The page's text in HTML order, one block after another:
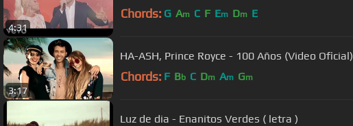
4:31
Chords: G Am C F Em Dm E
3:17
HA-ASH, Prince Royce - 100 Años (Video Oficial)
Chords: F Bb C Dm Am Gm
Luz de dia - Enanitos Verdes ( letra )